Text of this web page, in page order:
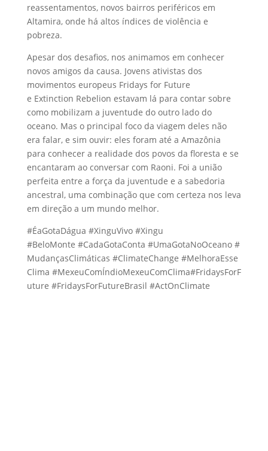
reassentamentos, novos bairros periféricos em
Altamira, onde há altos índices de violência e
pobreza.
Apesar dos desafios, nos animamos em conhecer
novos amigos da causa. Jovens ativistas dos
movimentos europeus Fridays for Future
e Extinction Rebelion estavam lá para contar sobre
como mobilizam a juventude do outro lado do
oceano. Mas o principal foco da viagem deles não
era falar, e sim ouvir: eles foram até a Amazônia
para conhecer a realidade dos povos da floresta e se
encantaram ao conversar com Raoni. Foi a união
perfeita entre a força da juventude e a sabedoria
ancestral, uma combinação que com certeza nos leva
em direção a um mundo melhor.
#ÉaGotaDágua #XinguVivo#Xingu
#BeloMonte #CadaGotaConta #UmaGotaNoOceano #
MudançasClimáticas #ClimateChange #MelhoraEsse
Clima #MexeuComÍndioMexeuComClima#FridaysForF
uture #FridaysForFutureBrasil #ActOnClimate